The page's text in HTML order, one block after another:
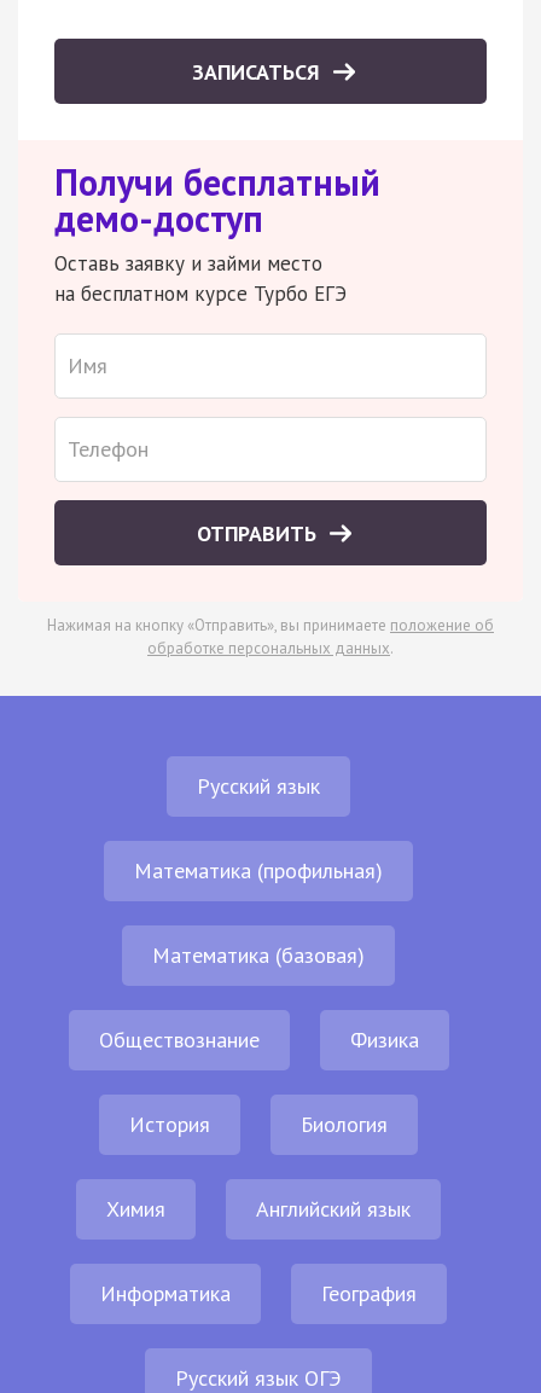
ЗАПИСАТЬСЯ
Получи бесплатный
демо-доступ
Оставь заявку и займи место
на бесплатном курсе Турбо ЕГЭ
ОТПРАВИТЬ
Нажимая на кнопку «Отправить», вы принимаете положение об
обработке персональных данных.
Русский язык
Математика (профильная)
Математика (базовая)
Обществознание Физика
История Биология
Химия Английский язык
Информатика География
Русский язык ОГЭ